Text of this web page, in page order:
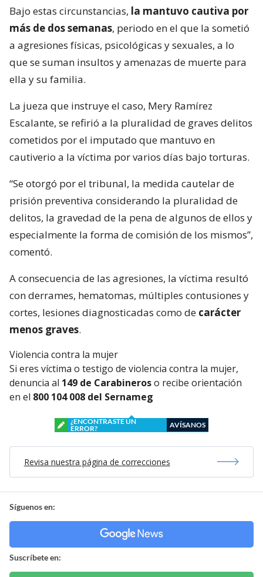
Bajo estas circunstancias, la mantuvo cautiva por
más de dos semanas, periodo en el que la sometió
a agresiones físicas, psicológicas y sexuales, a lo
que se suman insultos y amenazas de muerte para
ella y su familia.
La jueza que instruye el caso, Mery Ramírez
Escalante, se refirió a la pluralidad de graves delitos
cometidos por el imputado que mantuvo en
cautiverio a la víctima por varios días bajo torturas.
“Se otorgó por el tribunal, la medida cautelar de
prisión preventiva considerando la pluralidad de
delitos, la gravedad de la pena de algunos de ellos y
especialmente la forma de comisión de los mismos”,
comentó.
A consecuencia de las agresiones, la víctima resultó
con derrames, hematomas, múltiples contusiones y
cortes, lesiones diagnosticadas como de carácter
menos graves.
Violencia contra la mujer
Si eres víctima o testigo de violencia contra la mujer,
denuncia al 149 de Carabineroso recibe orientación
en el 800 104 008 del Sernameg
¿ENCONTRASTE UN
ERROR?
AVÍSANOS
Revisa nuestra página de correcciones
Síguenos en:
Suscríbete en: